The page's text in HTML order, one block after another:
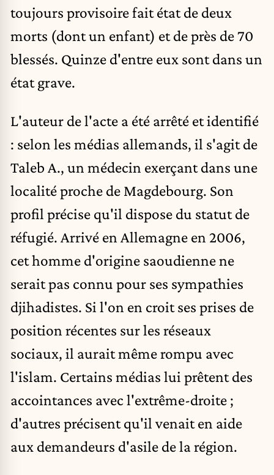
toujours provisoire fait état de deux
morts (dont un enfant) et de près de 70
blessés. Quinze d'entre eux sont dans un
état grave.
L'auteur de l'acte a été arrêté et identifié
: selon les médias allemands, il s'agit de
Taleb A., un médecin exerçant dans une
localité proche de Magdebourg. Son
profil précise qu'il dispose du statut de
réfugié. Arrivé en Allemagne en 2006,
cet homme d'origine saoudienne ne
serait pas connu pour ses sympathies
djihadistes. Si l'on en croit ses prises de
position récentes sur les réseaux
sociaux, il aurait même rompu avec
l'islam. Certains médias lui prêtent des
accointances avec l'extrême-droite ;
d'autres précisent qu'il venait en aide
aux demandeurs d'asile de la région.